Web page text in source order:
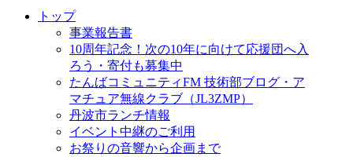
トップ
事業報告書
10周年記念！次の10年に向けて応援団へ入
ろう・寄付も募集中
たんばコミュニティFM 技術部ブログ・ア
マチュア無線クラブ（JL3ZMP）
丹波市ランチ情報
イベント中継のご利用
お祭りの音響から企画まで